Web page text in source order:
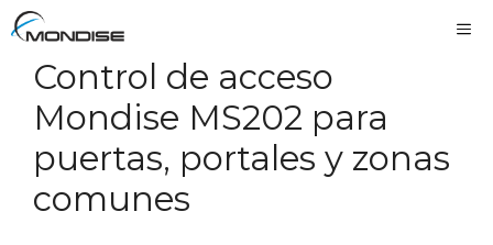
Control de acceso
Mondise MS202 para
puertas, portales y zonas
comunes